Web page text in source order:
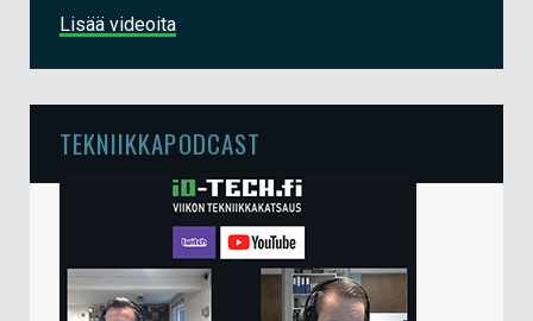
Lisää videoita
TEKNIIKKAPODCAST